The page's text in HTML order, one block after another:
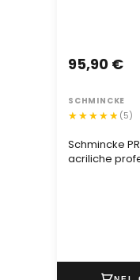
Schmincke
acriliche
95,90 €
SCHMINCKE
(5)